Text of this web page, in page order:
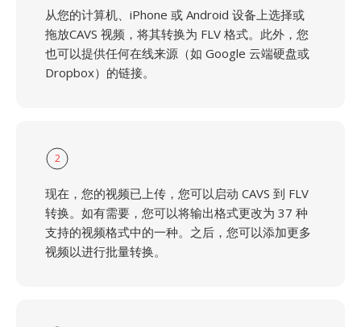
从您的计算机、iPhone 或 Android 设备上选择或
拖放CAVS 视频，将其转换为 FLV 格式。此外，您
也可以提供任何在线来源（如 Google 云端硬盘或
Dropbox）的链接。
2
现在，您的视频已上传，您可以启动 CAVS 到 FLV
转换。如有需要，您可以将输出格式更改为 37 种
支持的视频格式中的一种。之后，您可以添加更多
视频以进行批量转换。